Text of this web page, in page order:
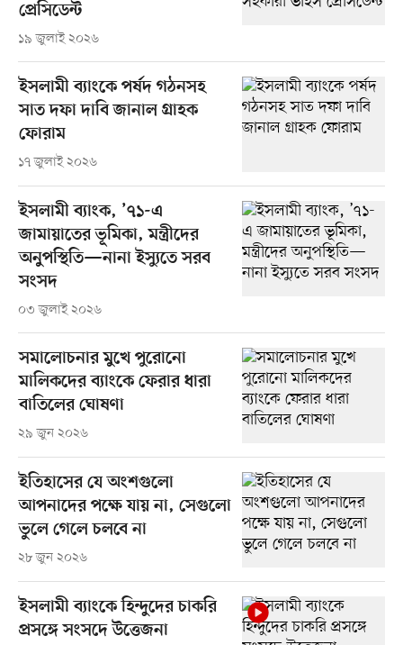
প্রেসিডেন্ট
১৯ জুলাই ২০২৬
ইসলামী ব্যাংকে পর্ষদ গঠনসহ
সাত দফা দাবি জানাল গ্রাহক
ফোরাম
১৭ জুলাই ২০২৬
ইসলামী ব্যাংক, ’৭১-এ
জামায়াতের ভূমিকা, মন্ত্রীদের
অনুপস্থিতি—নানা ইস্যুতে সরব
সংসদ
০৩ জুলাই ২০২৬
সমালোচনার মুখে পুরোনো
মালিকদের ব্যাংকে ফেরার ধারা
বাতিলের ঘোষণা
২৯ জুন ২০২৬
ইতিহাসের যে অংশগুলো
আপনাদের পক্ষে যায় না, সেগুলো
ভুলে গেলে চলবে না
২৮ জুন ২০২৬
ইসলামী ব্যাংকে হিন্দুদের চাকরি
প্রসঙ্গে সংসদে উত্তেজনা